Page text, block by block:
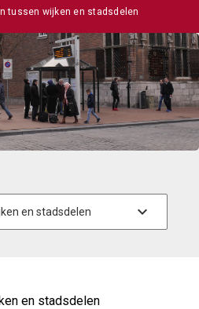
tussen wijken en stadsdelen
en stadsdelen